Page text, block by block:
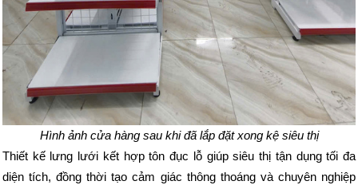
Hình ảnh cửa hàng sau khi đã lắp đặt xong kệ siêu thị
Thiết kế lưng lưới kết hợp tôn đục lỗ giúp siêu thị tận dụng tối đa
diện tích, đồng thời tạo cảm giác thông thoáng và chuyên nghiệp